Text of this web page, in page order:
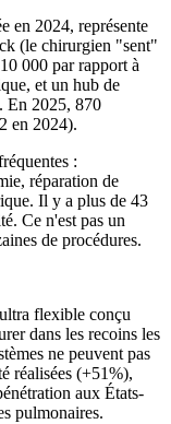
en 2024, représente
(le chirurgien "sent"
000 par rapport à
et un hub de
En 2025, 870
en 2024).
:
réparation de
Il y a plus de 43
Ce n'est pas un
de procédures.
flexible conçu
dans les recoins les
ne peuvent pas
réalisées (+51%),
aux États-
pulmonaires.